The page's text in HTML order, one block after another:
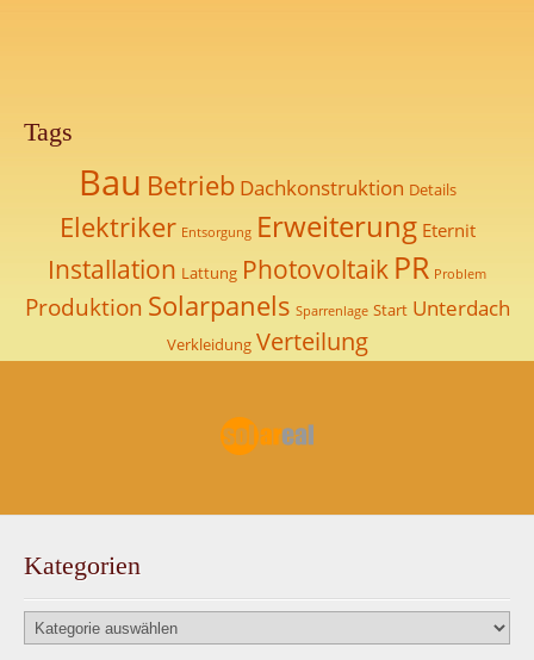
Tags
Bau Betrieb Dachkonstruktion Details
Elektriker Entsorgung Erweiterung Eternit
Installation Lattung Photovoltaik PR Problem
Produktion Solarpanels Sparrenlage Start Unterdach
Verkleidung Verteilung
Kategorien
Kategorien